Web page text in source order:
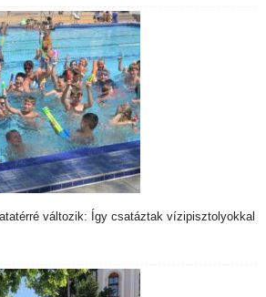
változik: Így csatáztak vízipisztolyokkal